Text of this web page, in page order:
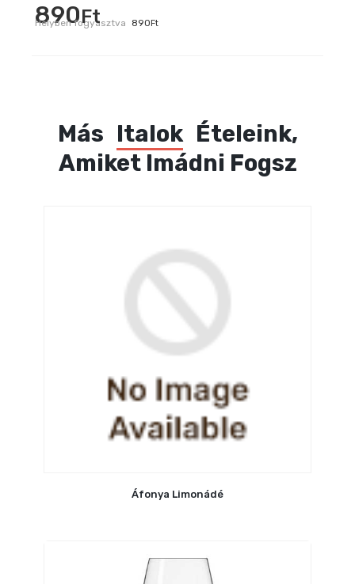
890Ft
Helyben fogyasztva 890Ft
Más Italok Ételeink,
Amiket Imádni Fogsz
Áfonya Limonádé